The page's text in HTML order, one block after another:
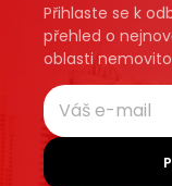
Přihlaste se k
přehled o
oblasti